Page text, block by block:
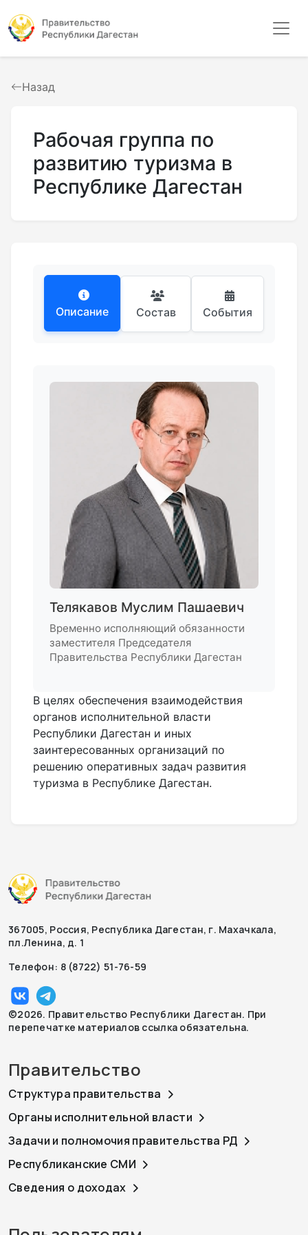
Назад
Рабочая группа по
развитию туризма в
Республике Дагестан
Описание Состав События
Телякавов Муслим Пашаевич
Временно исполняющий обязанности
заместителя Председателя
Правительства Республики Дагестан
В целях обеспечения взаимодействия
органов исполнительной власти
Республики Дагестан и иных
заинтересованных организаций по
решению оперативных задач развития
туризма в Республике Дагестан.
367005, Россия, Республика Дагестан, г. Махачкала,
пл.Ленина, д. 1
Телефон: 8 (8722) 51-76-59
©2026. Правительство Республики Дагестан. При
перепечатке материалов ссылка обязательна.
Правительство
Структура правительства
Органы исполнительной власти
Задачи и полномочия правительства РД
Республиканские СМИ
Сведения о доходах